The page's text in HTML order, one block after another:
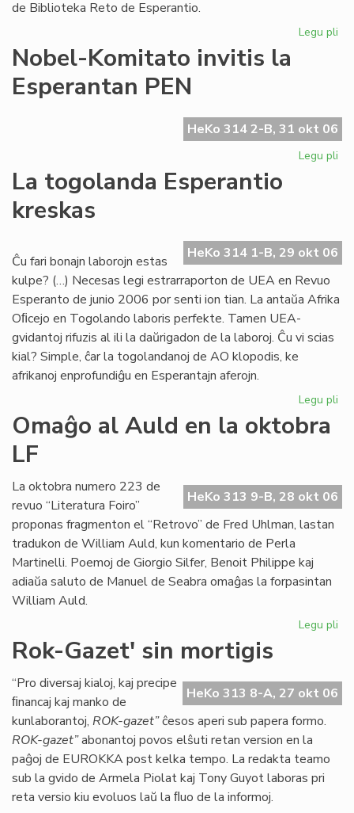
de Biblioteka Reto de Esperantio.
Legu pli
Nobel-Komitato invitis la
Esperantan PEN
HeKo 314 2-B, 31 okt 06
Legu pli
La togolanda Esperantio
kreskas
HeKo 314 1-B, 29 okt 06
Ĉu fari bonajn laborojn estas
kulpe? (…) Necesas legi estrarraporton de UEA en Revuo
Esperanto de junio 2006 por senti ion tian. La antaŭa Afrika
Oﬁcejo en Togolando laboris perfekte. Tamen UEA-
gvidantoj rifuzis al ili la daŭrigadon de la laboroj. Ĉu vi scias
kial? Simple, ĉar la togolandanoj de AO klopodis, ke
afrikanoj enprofundiĝu en Esperantajn aferojn.
Legu pli
Omaĝo al Auld en la oktobra
LF
HeKo 313 9-B, 28 okt 06
La oktobra numero 223 de
revuo “Literatura Foiro”
proponas fragmenton el “Retrovo” de Fred Uhlman, lastan
tradukon de William Auld, kun komentario de Perla
Martinelli. Poemoj de Giorgio Silfer, Benoit Philippe kaj
adiaŭa saluto de Manuel de Seabra omaĝas la forpasintan
William Auld.
Legu pli
la
Rok-Gazet' sin mortigis
HeKo 313 8-A, 27 okt 06
“Pro diversaj kialoj, kaj precipe
ﬁnancaj kaj manko de
kunlaborantoj, ROK-gazet”ĉesos aperi sub papera formo.
ROK-gazet”abonantoj povos elŝuti retan version en la
paĝoj de EUROKKA post kelka tempo. La redakta teamo
sub la gvido de Armela Piolat kaj Tony Guyot laboras pri
reta versio kiu evoluos laŭ la ﬂuo de la informoj.